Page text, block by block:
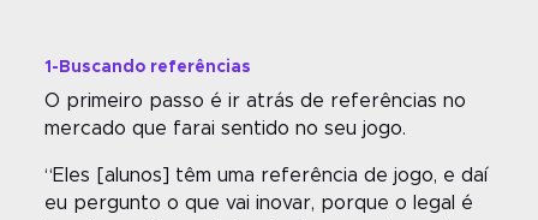
1-Buscando referências
O primeiro passo é ir atrás de referências no
mercado que farai sentido no seu jogo.
“Eles [alunos] têm uma referência de jogo, e daí
eu pergunto o que vai inovar, porque o legal é